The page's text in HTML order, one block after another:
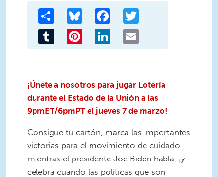
Share Bluesky Facebook
Tumblr Pinterest LinkedIn
¡Únete a nosotros para jugar Lotería
durante el Estado de la Unión a las
9pmET/6pmPT el jueves 7 de marzo!
Consigue tu cartón, marca las importantes
victorias para el movimiento de cuidado
mientras el presidente Joe Biden habla, ¡y
celebra cuando las políticas que son